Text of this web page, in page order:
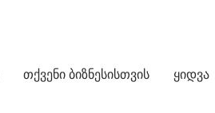
თქვენი ბიზნესისთვის ყიდვა